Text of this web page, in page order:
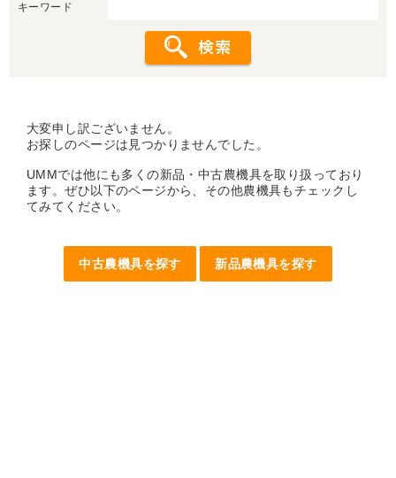
キーワード
大変申し訳ございません。
お探しのページは見つかりませんでした。
UMMでは他にも多くの新品・中古農機具を取り扱っており
ます。ぜひ以下のページから、その他農機具もチェックし
てみてください。
中古農機具を探す 新品農機具を探す